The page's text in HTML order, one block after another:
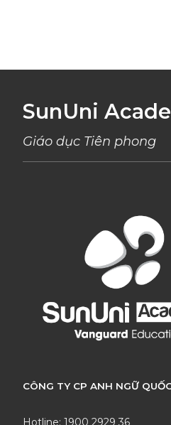
SunUni
Giáo dục Tiên phong
CÔNG TY CP ANH NGỮ
Hotline: 1900 2929 36